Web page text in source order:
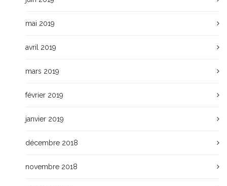
mai 2019
avril 2019
mars 2019
février 2019
janvier 2019
décembre 2018
novembre 2018